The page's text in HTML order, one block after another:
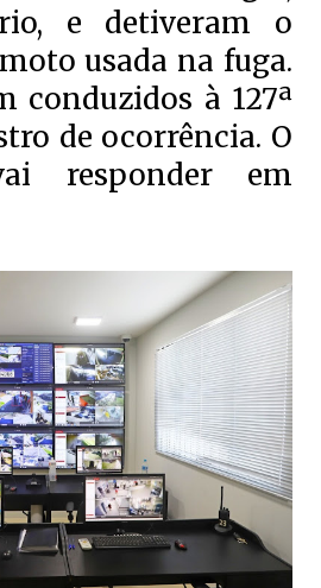
e detiveram o
usada na fuga.
conduzidos à 127ª
de ocorrência. O
responder em